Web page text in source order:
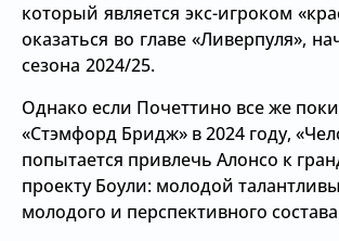
который является экс-игроком
оказаться во главе «Ливерпуля»,
сезона 2024/25.
Однако если Почеттино все же
«Стэмфорд Бридж» в 2024 году,
попытается привлечь Алонсо к
проекту Боули: молодой
молодого и перспективного